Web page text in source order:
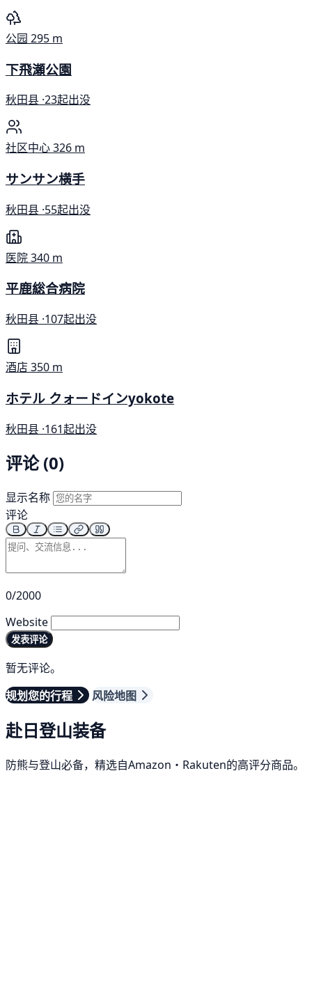
公园 295 m
下飛瀬公園
秋田县 ·23起出没
社区中心326 m
サンサン横手
秋田县 ·55起出没
医院340 m
平鹿総合病院
秋田县 ·107起出没
酒店350 m
ホテル クォードインyokote
秋田县 ·161起出没
评论 (0)
显示名称
评论
0/2000
Website
发表评论
暂无评论。
规划您的行程
风险地图
赴日登山装备
防熊与登山必备，精选自Amazon・Rakuten的高评分商品。